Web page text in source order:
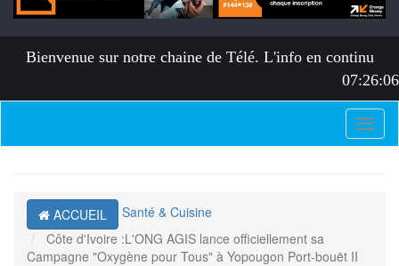
Bienvenue sur notre chaine de Télé. L'info en continu
07:26:07
ACCUEIL
Santé & Cuisine
Côte d'Ivoire :L'ONG AGIS lance officiellement sa
Campagne "Oxygène pour Tous" à Yopougon Port-bouët II